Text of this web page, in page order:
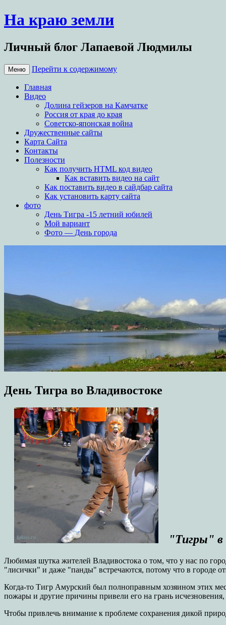
На краю земли
Личный блог Лапаевой Людмилы
Меню Перейти к содержимому
Главная
Видео
Долина гейзеров на Камчатке
Россия от края до края
Советско-японская война
Дружественные сайты
Карта Сайта
Контакты
Полезности
Как получить HTML код видео
Как вставить видео на сайт
Как поставить видео в сайдбар сайта
Как установить карту сайта
фото
День Тигра -15 летний юбилей
Мой вариант
Фото — День города
День Тигра во Владивостоке
"Тигры" в
Любимая шутка жителей Владивостока о том, что у нас по
"лисички" и даже "панды" встречаются, потому что в городе
Когда-то Тигр Амурский был полноправным хозяином этих
пожары и другие причины привели его на грань
Чтобы привлечь внимание к проблеме сохранения дикой